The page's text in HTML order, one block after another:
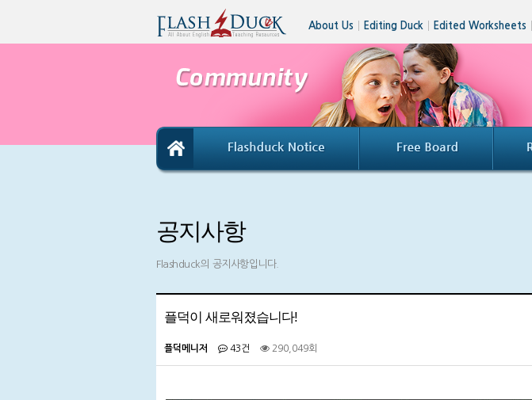
About Us Editing Duck Edited Worksheets
공지사항
Flashduck의 공지사항입니다.
플덕이 새로워졌습니다!
플덕메니저 43건 290,049회